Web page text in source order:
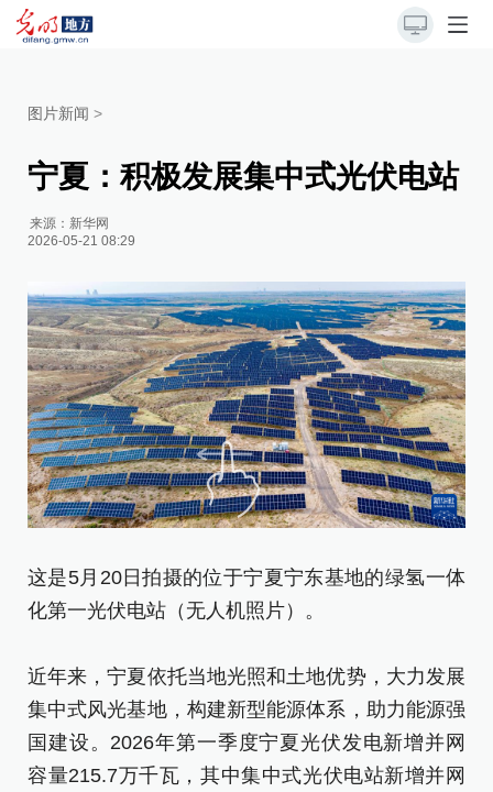
图片新闻 >
宁夏：积极发展集中式光伏电站
来源： 新华网
2026-05-21 08:29
这是5月20日拍摄的位于宁夏宁东基地的绿氢一体
化第一光伏电站（无人机照片）。
近年来，宁夏依托当地光照和土地优势，大力发展
集中式风光基地，构建新型能源体系，助力能源强
国建设。2026年第一季度宁夏光伏发电新增并网
容量215.7万千瓦，其中集中式光伏电站新增并网